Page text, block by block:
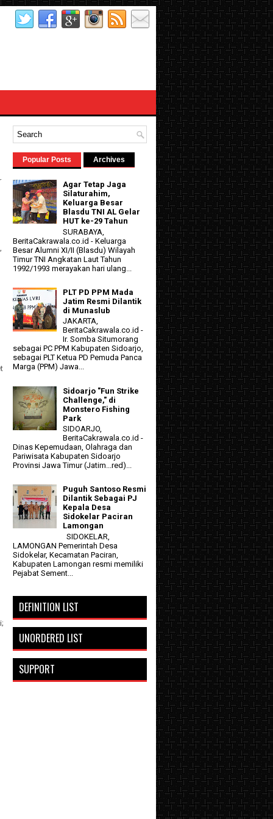
Popular Posts Archives
Agar Tetap Jaga
Silaturahim,
Keluarga Besar
Blasdu TNI AL Gelar
HUT ke-29 Tahun
SURABAYA,
BeritaCakrawala.co.id - Keluarga
Besar Alumni XI/II (Blasdu) Wilayah
Timur TNI Angkatan Laut Tahun
1992/1993 merayakan hari ulang...
PLT PD PPM Mada
Jatim Resmi Dilantik
di Munaslub
JAKARTA,
BeritaCakrawala.co.id -
Ir. Somba Situmorang
sebagai PC PPM Kabupaten Sidoarjo,
sebagai PLT Ketua PD Pemuda Panca
Marga (PPM) Jawa...
Sidoarjo "Fun Strike
Challenge," di
Monstero Fishing
Park
SIDOARJO,
BeritaCakrawala.co.id -
Dinas Kepemudaan, Olahraga dan
Pariwisata Kabupaten Sidoarjo
Provinsi Jawa Timur (Jatim...red)...
Puguh Santoso Resmi
Dilantik Sebagai PJ
Kepala Desa
Sidokelar Paciran
Lamongan
SIDOKELAR,
LAMONGAN Pemerintah Desa
Sidokelar, Kecamatan Paciran,
Kabupaten Lamongan resmi memiliki
Pejabat Sement...
DEFINITION LIST
UNORDERED LIST
SUPPORT